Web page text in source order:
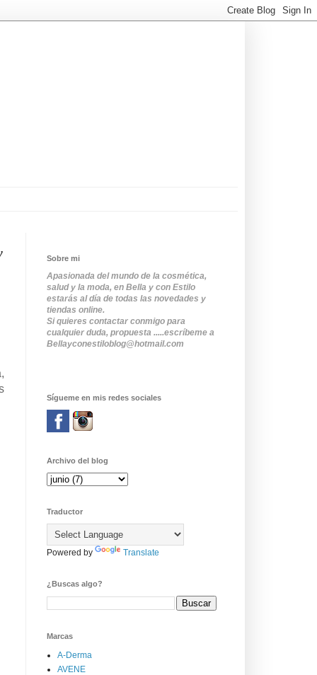
Sobre mi
Apasionada del mundo de la cosmética,
salud y la moda, en Bella y con Estilo
estarás al día de todas las novedades y
tiendas online.
Si quieres contactar conmigo para
cualquier duda, propuesta .....escríbeme a
Bellayconestiloblog@hotmail.com
Sígueme en mis redes sociales
Archivo del blog
Traductor
Powered by Translate
¿Buscas algo?
Marcas
A-Derma
AVENE